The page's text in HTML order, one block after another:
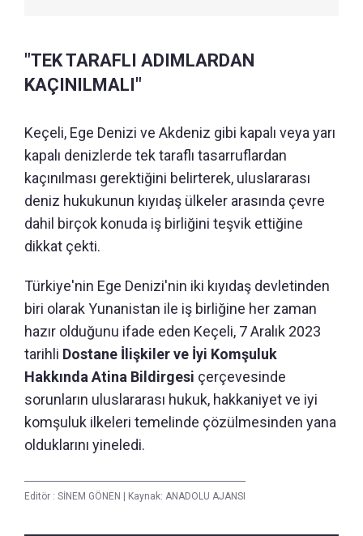
"TEK TARAFLI ADIMLARDAN
KAÇINILMALI"
Keçeli, Ege Denizi ve Akdeniz gibi kapalı veya yarı
kapalı denizlerde tek taraflı tasarruflardan
kaçınılması gerektiğini belirterek, uluslararası
deniz hukukunun kıyıdaş ülkeler arasında çevre
dahil birçok konuda iş birliğini teşvik ettiğine
dikkat çekti.
Türkiye'nin Ege Denizi'nin iki kıyıdaş devletinden
biri olarak Yunanistan ile iş birliğine her zaman
hazır olduğunu ifade eden Keçeli, 7 Aralık 2023
tarihli Dostane İlişkiler ve İyi Komşuluk
Hakkında Atina Bildirgesi çerçevesinde
sorunların uluslararası hukuk, hakkaniyet ve iyi
komşuluk ilkeleri temelinde çözülmesinden yana
olduklarını yineledi.
Editör : SİNEM GÖNEN Kaynak: ANADOLU AJANSI